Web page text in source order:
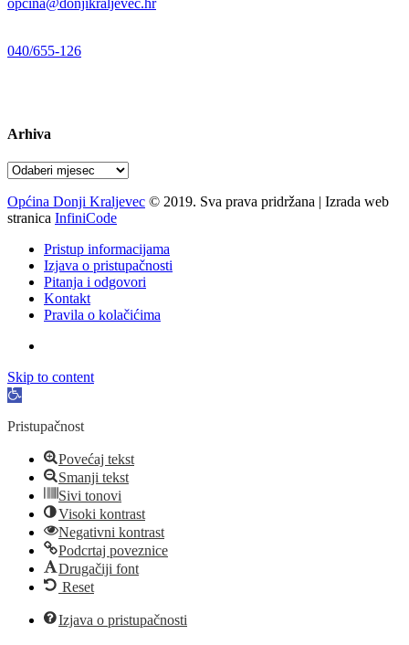
040/655-126
Arhiva
Arhiva
Općina Donji Kraljevec © 2019. Sva prava pridržana | Izrada web
stranica InfiniCode
Pristup informacijama
Izjava o pristupačnosti
Pitanja i odgovori
Kontakt
Pravila o kolačićima
Skip to content
Open
Pristupačnost
Povećaj tekst
Smanji tekst
Sivi tonovi
Visoki kontrast
Negativni kontrast
Podcrtaj poveznice
Drugačiji font
Reset
Izjava o pristupačnosti